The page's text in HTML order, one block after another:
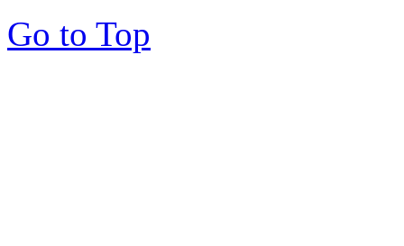
Go to Top